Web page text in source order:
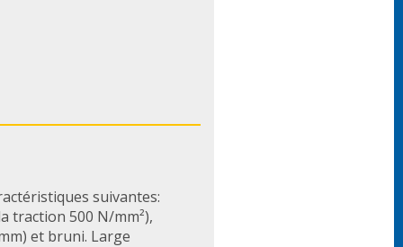
suivantes:
traction 500 N/mm²),
et bruni. Large